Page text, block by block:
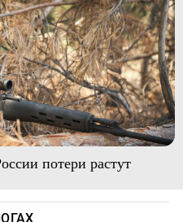
потери растут